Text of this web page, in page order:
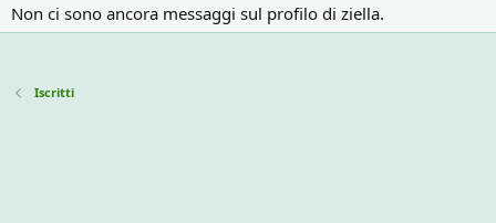
Non ci sono ancora messaggi sul profilo di ziella.
Iscritti